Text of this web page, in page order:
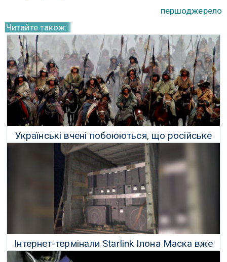
першоджерело
Читайте також:
Українські вчені побоюються, що російське
вторгнення призведе до втрати досліджень
23 Лютого 2022 р.
Інтернет-термінали Starlink Ілона Маска вже
прибули в Україну